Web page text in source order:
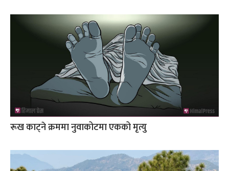
रूख काट्ने क्रममा नुवाकोटमा एकको मृत्यु